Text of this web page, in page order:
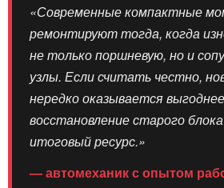
«Современные компактные
ремонтируют тогда, когда
не только поршневую, но и
узлы. Если считать честно,
нередко оказывается
восстановление старого
итоговый ресурс.»
— автомеханик с опытом